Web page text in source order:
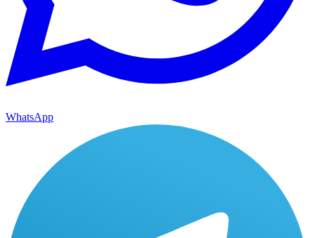
WhatsApp